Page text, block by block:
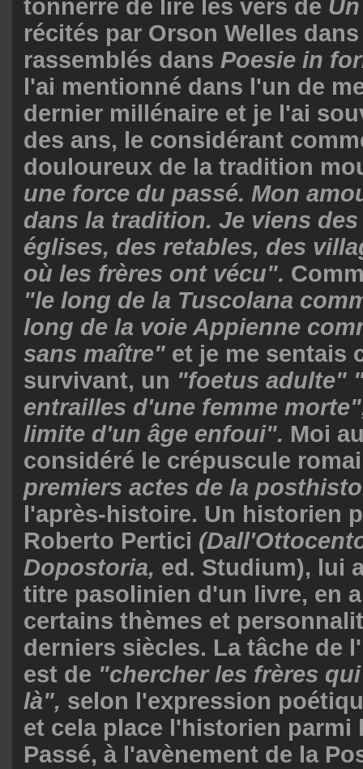
tonnerre de lire les vers de
récités par Orson Welles
rassemblés dans Poesie in
l'ai mentionné dans l'un de
dernier millénaire et je l'ai
des ans, le considérant
douloureux de la tradition
une force du passé. Mon
dans la tradition. Je viens
églises, des retables, des
où les frères ont vécu".
"le long de la Tuscolana
long de la voie Appienne
sans maître" et je me sentais
survivant, un "foetus adulte"
entrailles d'une femme
limite d'un âge enfoui". Moi
considéré le crépuscule
premiers actes de la
l'après-histoire. Un historien
Roberto Pertici
Dopostoria, ed. Studium), lui
titre pasolinien d'un livre, en
certains thèmes et
derniers siècles. La tâche de
est de "chercher les frères
là", selon l'expression
et cela place l'historien parmi
Passé, à l'avènement de la